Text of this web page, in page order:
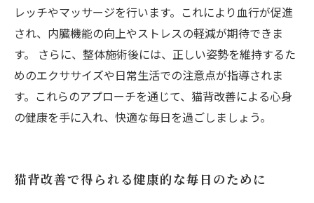
レッチやマッサージを行います。これにより血行が促進
され、内臓機能の向上やストレスの軽減が期待できま
す。 さらに、整体施術後には、正しい姿勢を維持するた
めのエクササイズや日常生活での注意点が指導されま
す。これらのアプローチを通じて、猫背改善による心身
の健康を手に入れ、快適な毎日を過ごしましょう。
猫背改善で得られる健康的な毎日のために